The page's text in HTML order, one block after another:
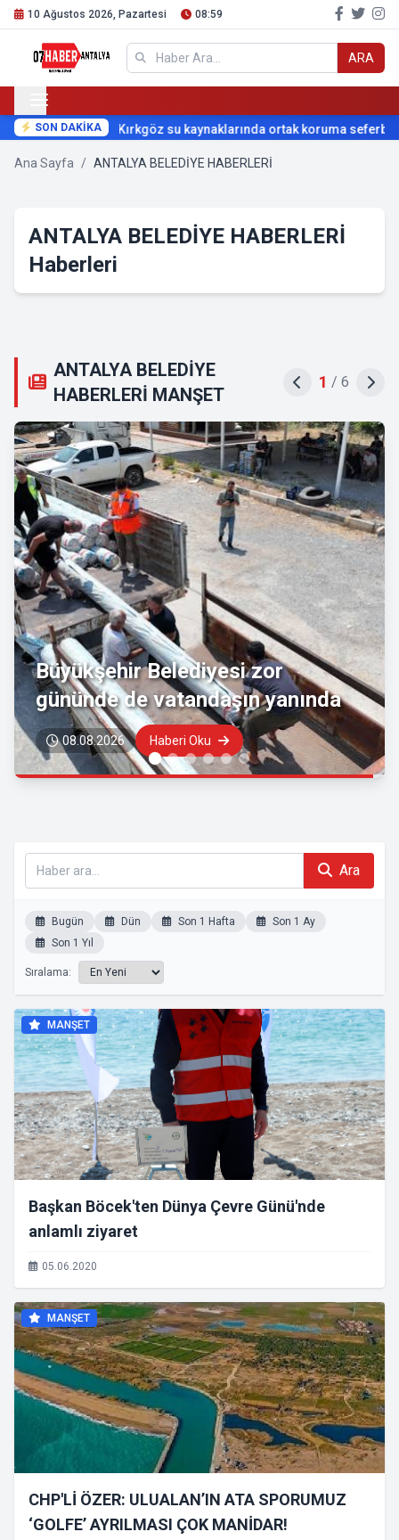
10 Ağustos 2026, Pazartesi 08:59
ARA
SON DAKİKAKırkgöz su kaynaklarında ortak koruma seferberliği
Ana Sayfa / ANTALYA BELEDİYE HABERLERİ
ANTALYA BELEDİYE HABERLERİ
Haberleri
ANTALYA BELEDİYE
HABERLERİ MANŞET
2 / 6
Kırgız Cumhuriyeti Antalya
Başkonsolosu Başkan Vekili
Özdemir’i ziyaret etti
08.08.2026 Haberi Oku
Ara
Bugün Dün Son 1 Hafta
Son 1 Ay
Son 1 Yıl
Sıralama:
MANŞET
Başkan Böcek'ten Dünya Çevre Günü'nde
anlamlı ziyaret
05.06.2020
MANŞET
CHP'Lİ ÖZER: ULUALAN’IN ATA SPORUMUZ
‘GOLFE’ AYRILMASI ÇOK MANİDAR!